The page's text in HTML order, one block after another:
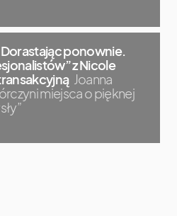
ponownie.
z Nicole
Joanna
miejsca o pięknej